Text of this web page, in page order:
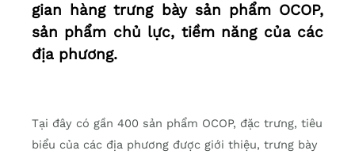
gian hàng trưng bày sản phẩm OCOP,
sản phẩm chủ lực, tiềm năng của các
địa phương.
Tại đây có gần 400 sản phẩm OCOP, đặc trưng, tiêu
biểu của các địa phương được giới thiệu, trưng bày